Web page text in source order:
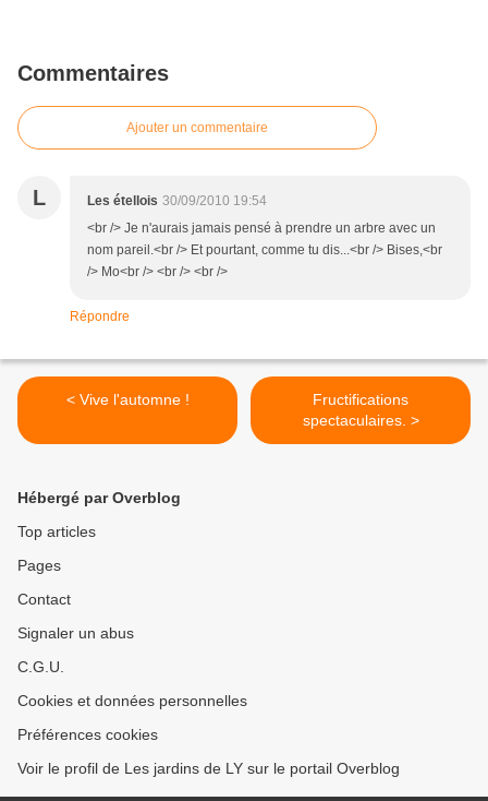
Commentaires
Ajouter un commentaire
L Les étellois 30/09/2010 19:54
<br /> Je n'aurais jamais pensé à prendre un arbre avec un
nom pareil.<br /> Et pourtant, comme tu dis...<br /> Bises,<br
/> Mo<br /> <br /> <br />
Répondre
< Vive l'automne !
Fructifications
spectaculaires. >
Hébergé par Overblog
Top articles
Pages
Contact
Signaler un abus
C.G.U.
Cookies et données personnelles
Préférences cookies
Voir le profil de Les jardins de LY sur le portail Overblog